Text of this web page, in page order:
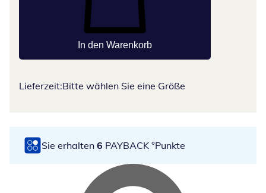
In den Warenkorb
Lieferzeit:Bitte wählen Sie eine Größe
Sie erhalten 6 PAYBACK °Punkte